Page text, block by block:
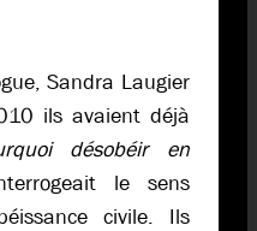
Sandra Laugier
ils avaient déjà
désobéir en
le sens
civile. Ils